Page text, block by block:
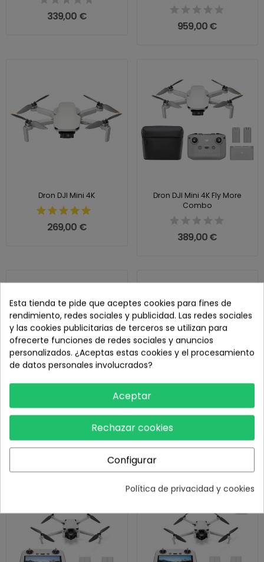
339,00 €
959,00 €
Dron DJI Mini 4K
269,00 €
Dron DJI Mini 4K Fly More
Combo
389,00 €
Dron DJI Mini 5 Pro
815,00 €
Dron DJI Mini 5 Pro Fly More
Combo (DJI RC2)
1.119,00 €
¡En oferta! Agotado
Esta tienda te pide que aceptes cookies para fines de
rendimiento, redes sociales y publicidad. Las redes sociales
y las cookies publicitarias de terceros se utilizan para
ofrecerte funciones de redes sociales y anuncios
personalizados. ¿Aceptas estas cookies y el procesamiento
de datos personales involucrados?
Aceptar
Rechazar cookies
Configurar
Política de privacidad y cookies